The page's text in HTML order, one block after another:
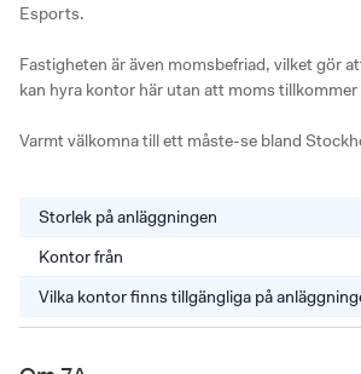
Esports.
Fastigheten är även momsbefriad, vilket gör
kan hyra kontor här utan att moms
Varmt välkomna till ett måste-se bland
Storlek på anläggningen
Kontor från
Vilka kontor finns tillgängliga på